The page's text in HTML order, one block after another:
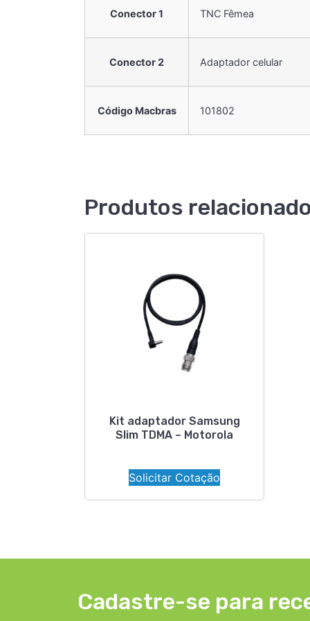
Conector 1 TNC Fêmea
Conector 2 Adaptador celular
Código Macbras 101802
Produtos
Kit adaptador Samsung
Slim TDMA – Motorola
Solicitar Cotação
Cadastre-se para